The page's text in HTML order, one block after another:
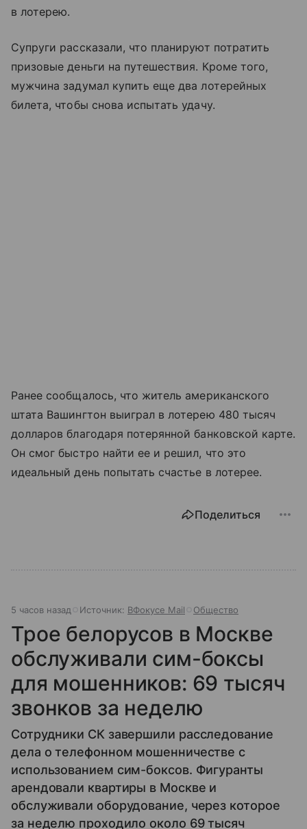
в лотерею.
Супруги рассказали, что планируют потратить
призовые деньги на путешествия. Кроме того,
мужчина задумал купить еще два лотерейных
билета, чтобы снова испытать удачу.
Ранее сообщалось, что житель американского
штата Вашингтон выиграл в лотерею 480 тысяч
долларов благодаря потерянной банковской карте.
Он смог быстро найти ее и решил, что это
идеальный день попытать счастье в лотерее.
Поделиться
5 часов назад Источник: ВФокусе Mail Общество
Трое белорусов в Москве
обслуживали сим-боксы
для мошенников: 69 тысяч
звонков за неделю
Сотрудники СК завершили расследование
дела о телефонном мошенничестве с
использованием сим-боксов. Фигуранты
арендовали квартиры в Москве и
обслуживали оборудование, через которое
за неделю проходило около 69 тысяч